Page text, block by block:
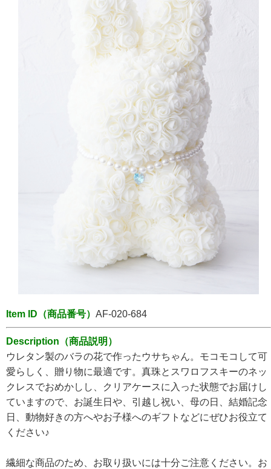
Item ID（商品番号） AF-020-684
Description（商品説明）
ウレタン製のバラの花で作ったウサちゃん。モコモコして可
愛らしく、贈り物に最適です。真珠とスワロフスキーのネッ
クレスでおめかしし、クリアケースに入った状態でお届けし
ていますので、お誕生日や、引越し祝い、母の日、結婚記念
日、動物好きの方へやお子様へのギフトなどにぜひお役立て
ください♪
繊細な商品のため、お取り扱いには十分ご注意ください。お